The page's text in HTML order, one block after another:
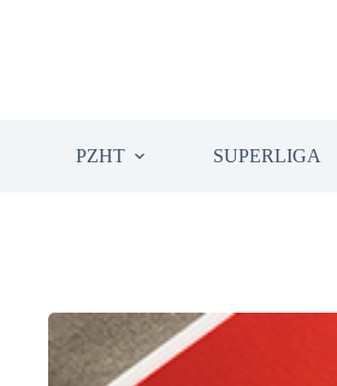
PZHT SUPERLIGA